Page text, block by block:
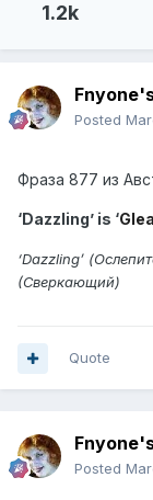
1.2k
Posted
Фраза 877 из
‘Dazzling’ is ‘
‘Dazzling’
(Cверкающий)
Quote
Posted